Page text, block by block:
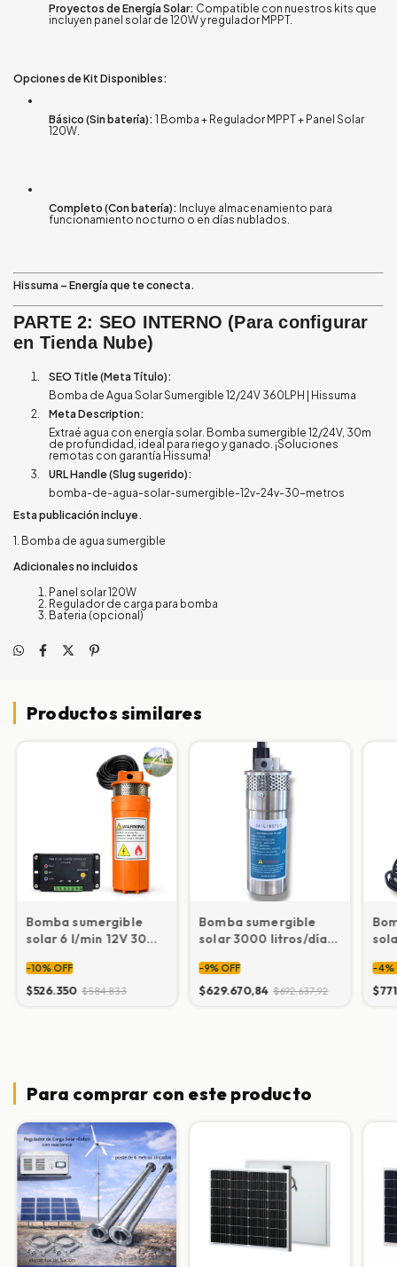
Proyectos de Energía Solar: Compatible con nuestros kits que
incluyen panel solar de 120W y regulador MPPT.
Opciones de Kit Disponibles:
Básico (Sin batería): 1 Bomba + Regulador MPPT + Panel Solar
120W
Completo (Con batería): Incluye almacenamiento para
funcionamiento nocturno o en días nublados
Hissuma – Energía que te conecta.
PARTE 2: SEO INTERNO (Para configurar
en Tienda Nube)
SEO Title (Meta Título):
Bomba de Agua Solar Sumergible 12/24V 360LPH | Hissuma
Meta Description:
Extraé agua con energía solar. Bomba sumergible 12/24V, 30m
de profundidad, ideal para riego y ganado. ¡Soluciones
remotas con garantía Hissuma!
URL Handle (Slug sugerido):
bomba-de-agua-solar-sumergible-12v-24v-30-metros
Esta publicación incluye.
1. Bomba de agua sumergible
Adicionales no incluidos
Panel solar 120W
Regulador de carga para bomba
Bateria (opcional)
Productos similares
Bomba sumergible
solar 6 l/min 12V 30
-10% OFF
$526.350 $584.833
Bomba sumergible
solar 3000 litros/día
-9% OFF
$629.670,84 $692.637,92
-4%
Para comprar con este producto